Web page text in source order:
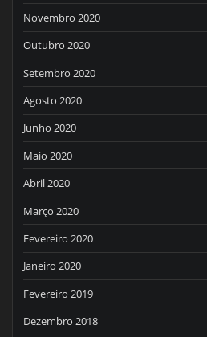
Novembro 2020
Outubro 2020
Setembro 2020
Agosto 2020
Junho 2020
Maio 2020
Abril 2020
Março 2020
Fevereiro 2020
Janeiro 2020
Fevereiro 2019
Dezembro 2018